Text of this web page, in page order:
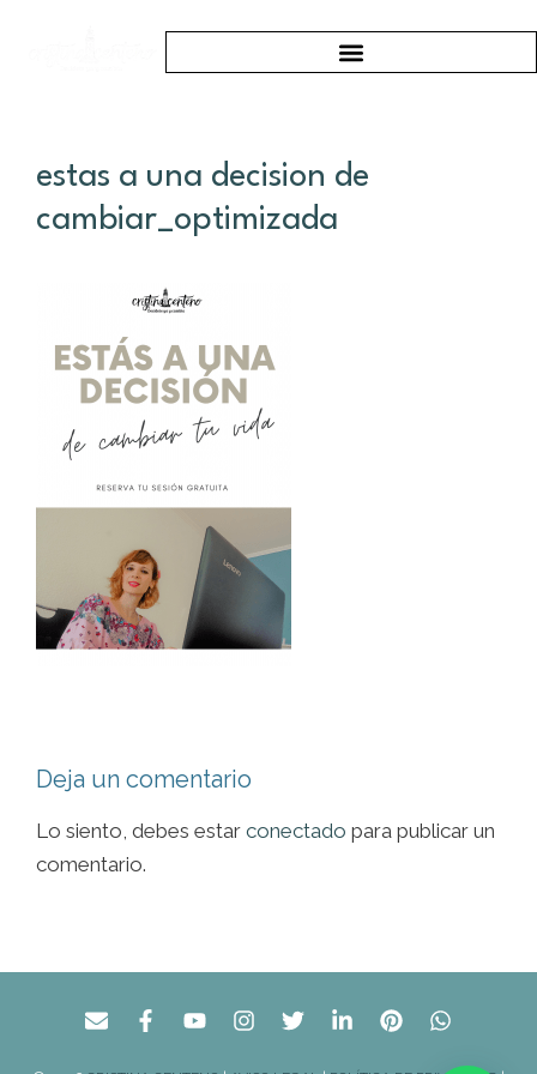
estas a una decision de
cambiar_optimizada
Deja un comentario
Lo siento, debes estar conectado para publicar un
comentario.